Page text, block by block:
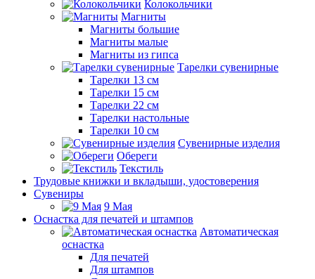
Колокольчики
Магниты
Магниты большие
Магниты малые
Магниты из гипса
Тарелки сувенирные
Тарелки 13 см
Тарелки 15 см
Тарелки 22 см
Тарелки настольные
Тарелки 10 см
Сувенирные изделия
Обереги
Текстиль
Трудовые книжки и вкладыши, удостоверения
Сувениры
9 Мая
Оснастка для печатей и штампов
Автоматическая
оснастка
Для печатей
Для штампов